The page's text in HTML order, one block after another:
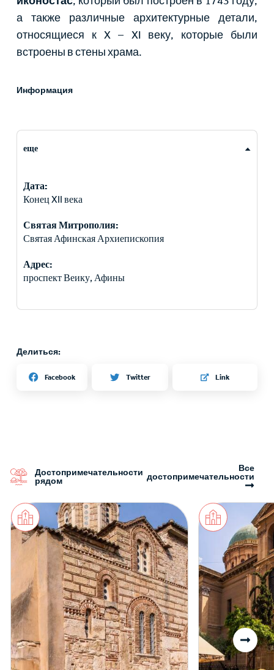
а также различные архитектурные детали,
относящиеся к X – XI веку, которые были
встроены в стены храма.
Информация
еще
Дата:
Конец XII века
Святая Митрополия:
Святая Афинская Архиепископия
Адрес:
проспект Веику, Афины
Делиться:
Facebook Twitter Link
Достопримечательности
рядом
Все
достопримечательности